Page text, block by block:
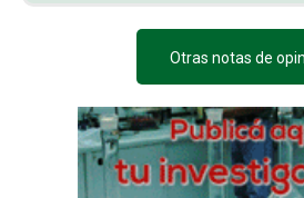
Otras notas de